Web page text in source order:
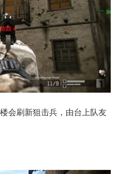
刷新狙击兵，由台上队友